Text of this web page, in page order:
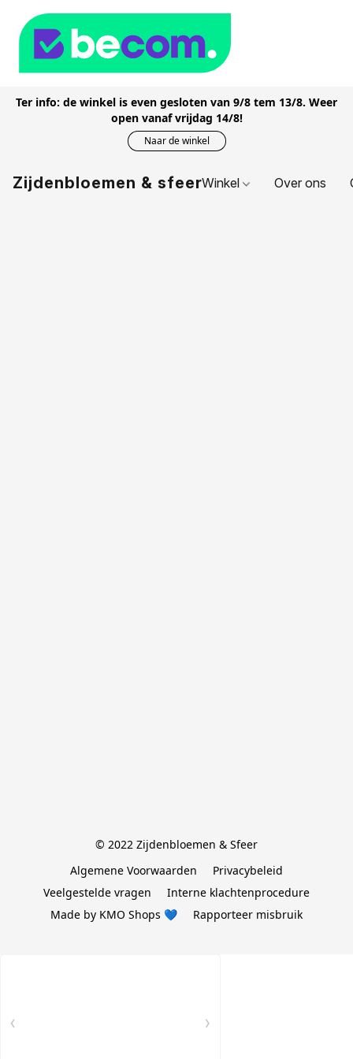
Ter info: de winkel is even gesloten van 9/8 tem 13/8. Weer
open vanaf vrijdag 14/8!
Naar de winkel
Zijdenbloemen & sfeerWinkel Over ons
© 2022 Zijdenbloemen & Sfeer
Algemene Voorwaarden
Privacybeleid
Veelgestelde vragen
Interne klachtenprocedure
Made by KMO Shops 💙
Rapporteer misbruik